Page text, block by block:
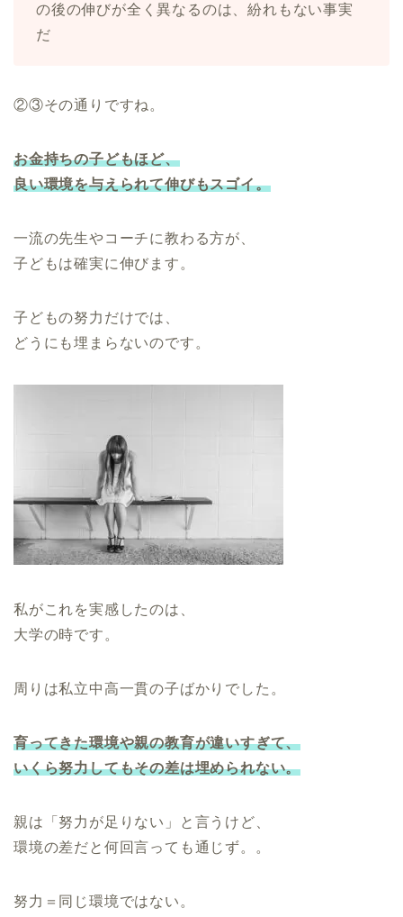
の後の伸びが全く異なるのは、紛れもない事実
だ
②③その通りですね。
お金持ちの子どもほど、
良い環境を与えられて伸びもスゴイ。
一流の先生やコーチに教わる方が、
子どもは確実に伸びます。
子どもの努力だけでは、
どうにも埋まらないのです。
私がこれを実感したのは、
大学の時です。
周りは私立中高一貫の子ばかりでした。
育ってきた環境や親の教育が違いすぎて、
いくら努力してもその差は埋められない。
親は「努力が足りない」と言うけど、
環境の差だと何回言っても通じず。。
努力＝同じ環境ではない。